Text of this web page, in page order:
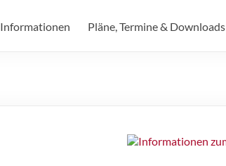
Informationen Pläne, Termine & Downloads